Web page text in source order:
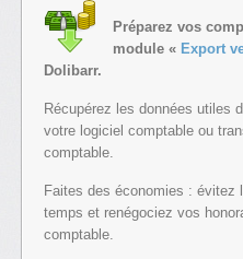
Préparez vos
module « Export
Dolibarr.
Récupérez les données utiles
votre logiciel comptable ou
comptable.
Faites des économies : évitez
temps et renégociez vos
comptable.